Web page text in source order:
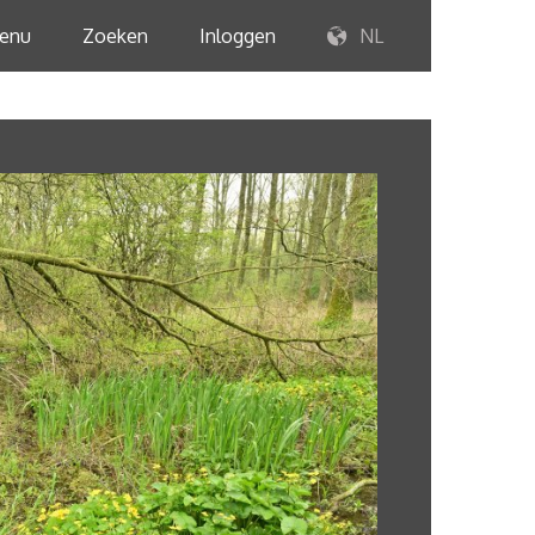
Zoeken Inloggen NL